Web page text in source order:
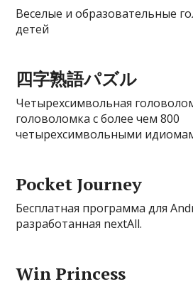
Веселые и образовательные
детей
四字熟語パズル
Четырехсимвольная
головоломка с более чем 800
четырехсимвольными
Pocket Journey
Бесплатная программа для
разработанная nextAll.
Win Princess